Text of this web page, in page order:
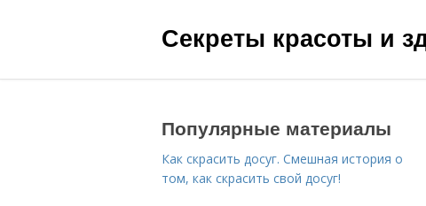
Секреты красоты и
Популярные материалы
Как скрасить досуг. Смешная история о
том, как скрасить свой досуг!